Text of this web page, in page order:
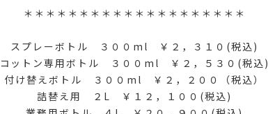
＊＊＊＊＊＊＊＊＊＊＊＊＊＊＊＊＊＊＊＊
スプレーボトル ３００ml ￥２，３１０(税込)
コットン専用ボトル ３００ml ￥２，５３０(税込)
付け替えボトル ３００ml ￥２，２００（税込）
詰替え用 ２L ￥１２，１００(税込)